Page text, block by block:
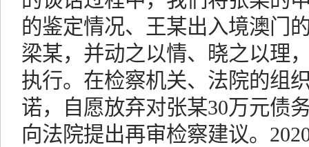
的鉴定情况、王某出入境澳门
梁某，并动之以情、晓之以理
执行。在检察机关、法院的组
诺，自愿放弃对张某30万元债
向法院提出再审检察建议。